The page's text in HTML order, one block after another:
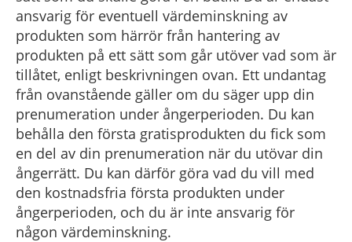
ansvarig för eventuell värdeminskning av
produkten som härrör från hantering av
produkten på ett sätt som går utöver vad som är
tillåtet, enligt beskrivningen ovan. Ett undantag
från ovanstående gäller om du säger upp din
prenumeration under ångerperioden. Du kan
behålla den första gratisprodukten du fick som
en del av din prenumeration när du utövar din
ångerrätt. Du kan därför göra vad du vill med
den kostnadsfria första produkten under
ångerperioden, och du är inte ansvarig för
någon värdeminskning.